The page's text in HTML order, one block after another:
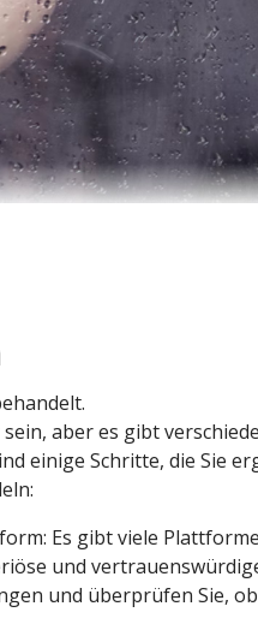
aber es gibt
einige Schritte, die Sie
Es gibt viele
und
und überprüfen Sie,